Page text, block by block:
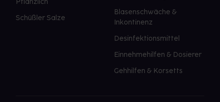
Pflanzlich
Schüßler Salze
Blasenschwäche &
Inkontinenz
Desinfektionsmittel
Einnehmehilfen & Dosierer
Gehhilfen & Korsetts